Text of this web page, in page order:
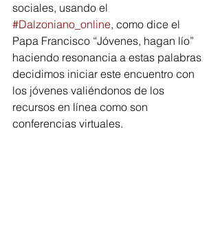
sociales, usando el
#Dalzoniano_online, como dice el
Papa Francisco “Jóvenes, hagan lío”
haciendo resonancia a estas palabras
decidimos iniciar este encuentro con
los jóvenes valiéndonos de los
recursos en línea como son
conferencias virtuales.